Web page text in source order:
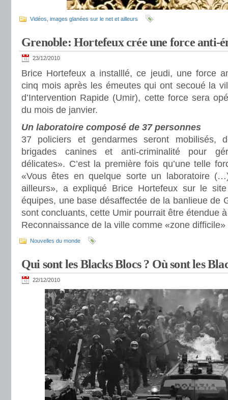
Vidéos, images glanées sur le net et ailleurs
Grenoble: Hortefeux crée une force anti-
23/12/2010
Brice Hortefeux a installlé, ce jeudi, une force
cinq mois après les émeutes qui ont secoué la
d’Intervention Rapide (Umir), cette force sera
du mois de janvier.
Un laboratoire composé de 37 personnes
37 policiers et gendarmes seront mobilisés,
brigades canines et anti-criminalité pour
délicates». C’est la première fois qu’une telle
«Vous êtes en quelque sorte un laboratoire
ailleurs», a expliqué Brice Hortefeux sur le site
équipes, une base désaffectée de la banlieue de
sont concluants, cette Umir pourrait être étendue à
Reconnaissance de la ville comme «zone difficile»
Nouvelles du monde
Qui sont les Blacks Blocs ? Où sont les
22/12/2010